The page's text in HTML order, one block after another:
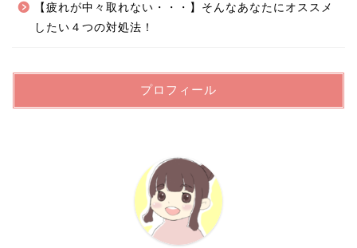
【疲れが中々取れない・・・】そんなあなたにオススメ
したい４つの対処法！
プロフィール